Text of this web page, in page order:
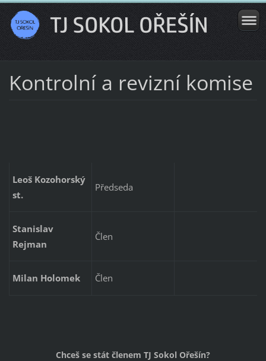
Kontrolní a revizní komise
Leoš Kozohorský
st.
Předseda
Stanislav
Rejman
Člen
Milan Holomek Člen
Chceš se stát členem TJ Sokol Ořešín?